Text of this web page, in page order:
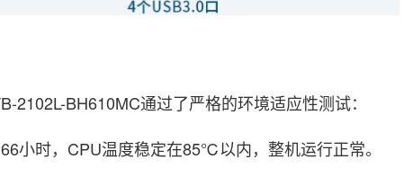
2102L-BH610MC通过了严格的环境适应性测试：
小时，CPU温度稳定在85℃以内，整机运行正常。